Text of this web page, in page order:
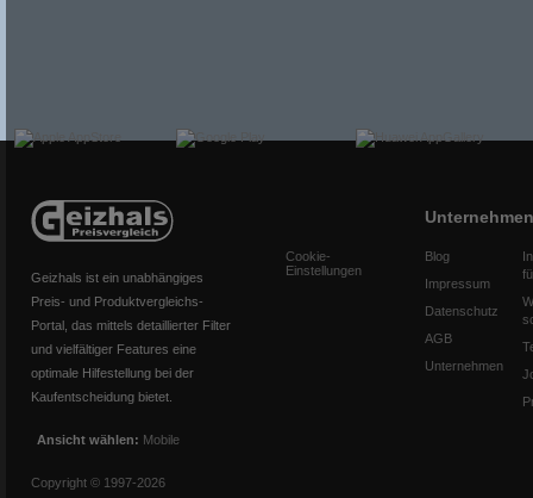
Geizhals ist ein unabhängiges
Preis- und Produktvergleichs-
Portal, das mittels detaillierter Filter
und vielfältiger Features eine
optimale Hilfestellung bei der
Kaufentscheidung bietet.
Ansicht wählen: Mobile
Copyright © 1997-2026
Cookie-
Einstellungen
Unternehmen
Blog
Impressum
Datenschutz
AGB
Unternehmen